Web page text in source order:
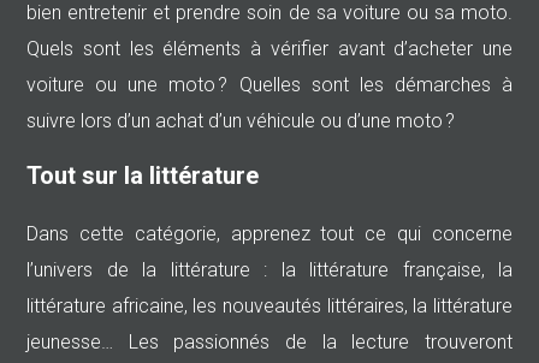
bien entretenir et prendre soin de sa voiture ou sa moto.
Quels sont les éléments à vérifier avant d’acheter une
voiture ou une moto ? Quelles sont les démarches à
suivre lors d’un achat d’un véhicule ou d’une moto ?
Tout sur la littérature
Dans cette catégorie, apprenez tout ce qui concerne
l’univers de la littérature : la littérature française, la
littérature africaine, les nouveautés littéraires, la littérature
jeunesse… Les passionnés de la lecture trouveront